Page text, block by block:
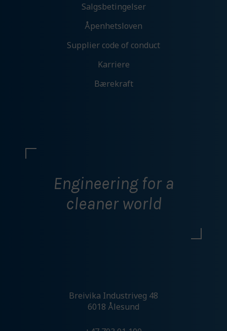
Salgsbetingelser
Åpenhetsloven
Supplier code of conduct
Karriere
Bærekraft
Engineering for a
cleaner world
Breivika Industriveg 48
6018 Ålesund
Markedsføring
Denne gir oss muligheten til å vise deg
oss, blant annet kan det hende du får opp en